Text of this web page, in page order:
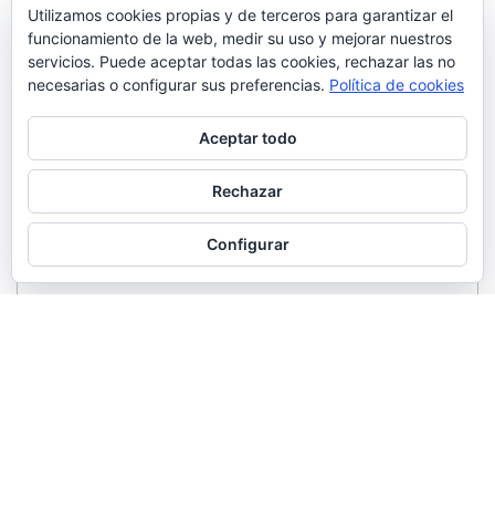
Utilizamos cookies propias y de terceros para garantizar el
funcionamiento de la web, medir su uso y mejorar nuestros
servicios. Puede aceptar todas las cookies, rechazar las no
necesarias o configurar sus preferencias. Política de cookies
Aceptar todo
Rechazar
Configurar